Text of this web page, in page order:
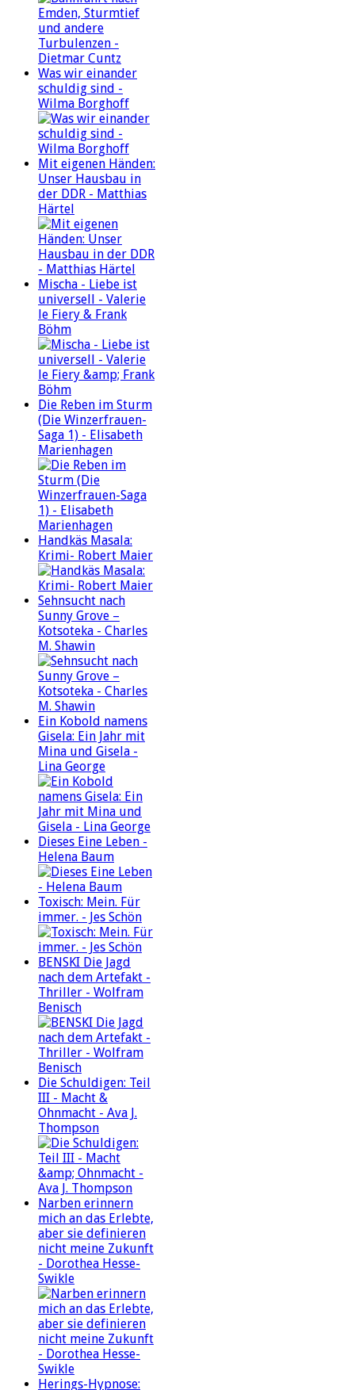
Was wir einander
schuldig sind -
Wilma Borghoff
Mit eigenen Händen:
Unser Hausbau in
der DDR - Matthias
Härtel
Mischa - Liebe ist
universell - Valerie
le Fiery & Frank
Böhm
Die Reben im Sturm
(Die Winzerfrauen-
Saga 1) - Elisabeth
Marienhagen
Handkäs Masala:
Krimi- Robert Maier
Sehnsucht nach
Sunny Grove –
Kotsoteka - Charles
M. Shawin
Ein Kobold namens
Gisela: Ein Jahr mit
Mina und Gisela -
Lina George
Dieses Eine Leben -
Helena Baum
Toxisch: Mein. Für
immer. - Jes Schön
BENSKI Die Jagd
nach dem Artefakt -
Thriller - Wolfram
Benisch
Die Schuldigen: Teil
III - Macht &
Ohnmacht - Ava J.
Thompson
Narben erinnern
mich an das Erlebte,
aber sie definieren
nicht meine Zukunft
- Dorothea Hesse-
Swikle
Herings-Hypnose: